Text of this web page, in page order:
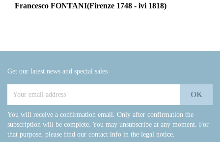
Francesco FONTANI(Firenze 1748 - ivi 1818)
Get our latest news and special sales
You will receive a confirmation email. Only after confirmation the
subscription will be complete. You may unsubscribe at any moment. For
that purpose, please find our contact info in the legal notice.